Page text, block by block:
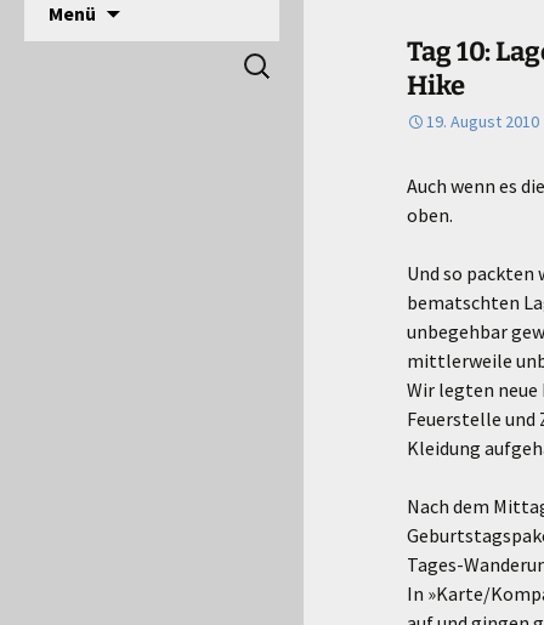
Pfadfinder Langerwehe
Menü
Suchen
nach:
Tag 10:
Hike
19. August 2010
Auch wenn es
oben.
Und so packten
bematschten
unbegehbar
mittlerweile
Wir legten
Feuerstelle und
Kleidung
Nach dem
Tages-
In »Karte/